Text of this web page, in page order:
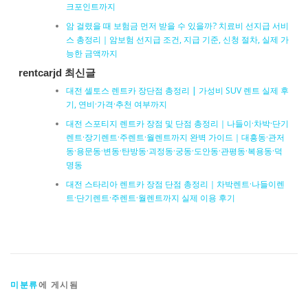
크포인트까지
암 걸렸을 때 보험금 먼저 받을 수 있을까? 치료비 선지급 서비
스 총정리｜암보험 선지급 조건, 지급 기준, 신청 절차, 실제 가
능한 금액까지
rentcarjd 최신글
대전 셀토스 렌트카 장단점 총정리 | 가성비 SUV 렌트 실제 후
기, 연비·가격·추천 여부까지
대전 스포티지 렌트카 장점 및 단점 총정리｜나들이·차박·단기
렌트·장기렌트·주렌트·월렌트까지 완벽 가이드｜대흥동·관저
동·용문동·변동·탄방동·괴정동·궁동·도안동·관평동·복용동·덕
명동
대전 스타리아 렌트카 장점 단점 총정리｜차박렌트·나들이렌
트·단기렌트·주렌트·월렌트까지 실제 이용 후기
미분류에 게시됨